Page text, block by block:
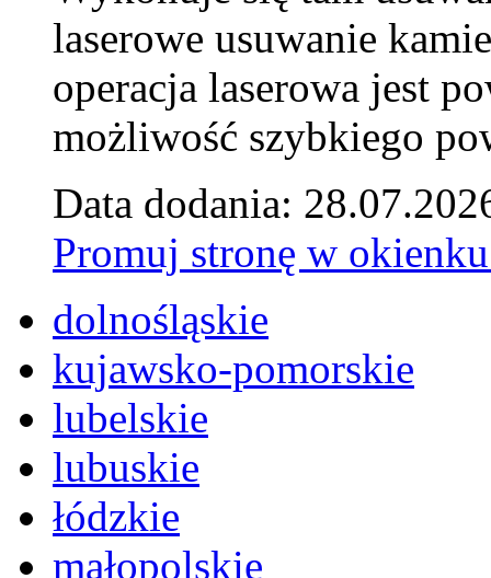
laserowe usuwanie
operacja laserowa jest
możliwość szybkiego
Data dodania:
Promuj stronę w
dolnośląskie
kujawsko-pomorskie
lubelskie
lubuskie
łódzkie
małopolskie